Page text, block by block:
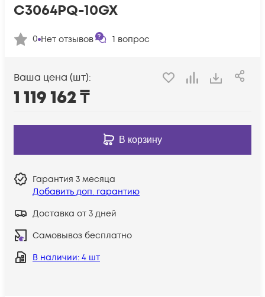
C3064PQ-10GX
0 Нет отзывов 1 вопрос
Ваша цена (шт):
1 119 162₸
В корзину
Гарантия 3 месяца
Добавить доп. гарантию
Доставка от 3 дней
Самовывоз бесплатно
В наличии: 4 шт